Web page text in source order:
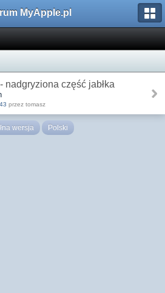
MyApple.pl
nadgryziona część jabłka
przez tomasz
wersja Polski